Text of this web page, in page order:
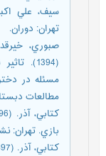
تهران: دوران.
صبوري،
(1394).
مسئله در
مطالعات
بازي. تهران: